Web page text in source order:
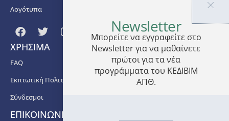
προγράμματος
κ.
Φοίβος
Ζαφειρίδης
τ.
Αναπληρωτής
Λογότυπα
ΧΡΗΣΙΜΑ
FAQ
Εκπτωτική Πολιτική
Σύνδεσμοι
ΕΠΙΚΟΙΝΩΝΙΑ
Newsletter
Μπορείτε να εγγραφείτε στο
Newsletter για να μαθαίνετε
πρώτοι για τα νέα
προγράμματα του ΚΕΔΙΒΙΜ
ΑΠΘ.